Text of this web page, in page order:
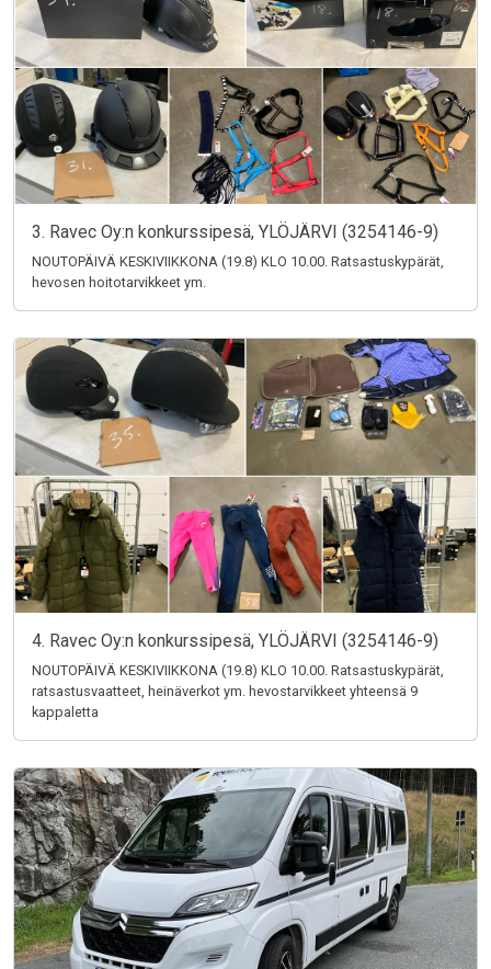
3. Ravec Oy:n konkurssipesä, YLÖJÄRVI (3254146-9)
NOUTOPÄIVÄ KESKIVIIKKONA (19.8) KLO 10.00. Ratsastuskypärät,
hevosen hoitotarvikkeet ym.
4. Ravec Oy:n konkurssipesä, YLÖJÄRVI (3254146-9)
NOUTOPÄIVÄ KESKIVIIKKONA (19.8) KLO 10.00. Ratsastuskypärät,
ratsastusvaatteet, heinäverkot ym. hevostarvikkeet yhteensä 9
kappaletta